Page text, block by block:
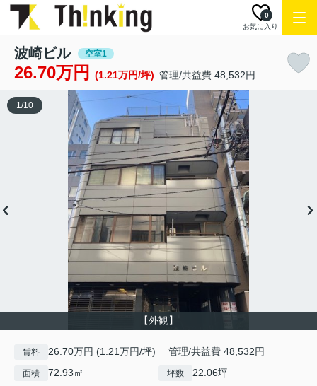
お気に入り
0
波崎ビル 空室1
26.70万円 (1.21万円/坪) 管理/共益費 48,532円
【外観】
1/10
賃料 26.70万円 (1.21万円/坪) 管理/共益費 48,532円
面積 72.93㎡ 坪数 22.06坪